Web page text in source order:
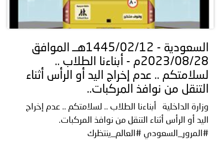
إنجازات
توعوية
الخدمات
الإلكترونية
وفيديو
مجلة
أصداء
الأمانة
إعلانات
من
نحن
اتصل
السعودية - 1445/02/12هــ الموافق
2023/08/28م - أبناءنا الطلاب ..
لسلامتكم .. عدم إخراج اليد أو الرأس أثناء
التنقل من نوافذ المركبات..
وزارة الداخلية أبناءنا الطلاب .. لسلامتكم .. عدم إخراج
اليد أو الرأس أثناء التنقل من نوافذ المركبات.
#المرور_السعودي #العالم_ينتظرك